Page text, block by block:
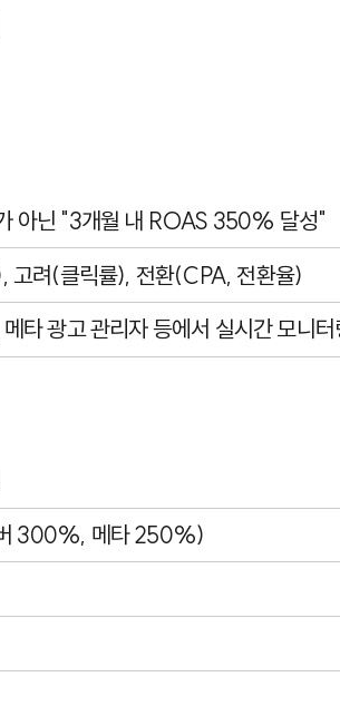
아닌 "3개월 내 ROAS 350% 달성"
고려(클릭률), 전환(CPA, 전환율)
타 광고 관리자 등에서 실시간 모니터
300%, 메타 250%)